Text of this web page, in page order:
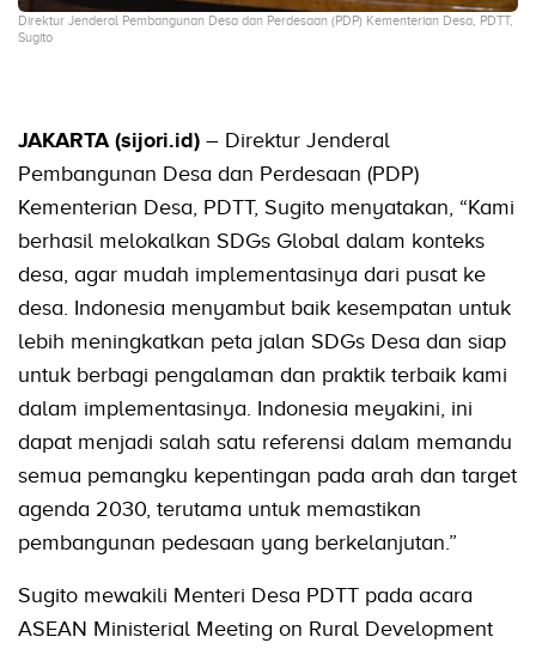
Direktur Jenderal Pembangunan Desa dan Perdesaan (PDP) Kementerian Desa, PDTT,
Sugito
JAKARTA (sijori.id) – Direktur Jenderal
Pembangunan Desa dan Perdesaan (PDP)
Kementerian Desa, PDTT, Sugito menyatakan, “Kami
berhasil melokalkan SDGs Global dalam konteks
desa, agar mudah implementasinya dari pusat ke
desa. Indonesia menyambut baik kesempatan untuk
lebih meningkatkan peta jalan SDGs Desa dan siap
untuk berbagi pengalaman dan praktik terbaik kami
dalam implementasinya. Indonesia meyakini, ini
dapat menjadi salah satu referensi dalam memandu
semua pemangku kepentingan pada arah dan target
agenda 2030, terutama untuk memastikan
pembangunan pedesaan yang berkelanjutan.”
Sugito mewakili Menteri Desa PDTT pada acara
ASEAN Ministerial Meeting on Rural Development